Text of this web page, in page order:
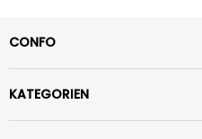
CONFO
KATEGORIEN